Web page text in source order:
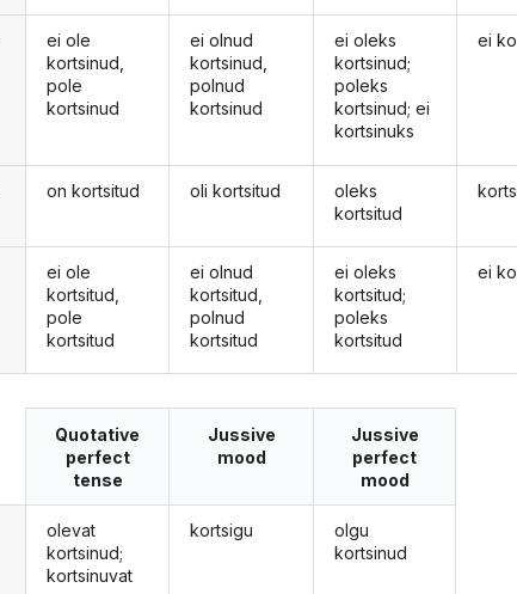
ei ole
kortsinud,
pole
kortsinud
on kortsitud
ei ole
kortsitud,
pole
kortsitud
ei olnud
kortsinud,
polnud
kortsinud
oli kortsitud
ei olnud
kortsitud,
polnud
kortsitud
ei oleks
kortsinud;
poleks
kortsinud; ei
kortsinuks
oleks
kortsitud
ei oleks
kortsitud;
poleks
kortsitud
ei
ei
Quotative
perfect
tense
olevat
kortsinud;
kortsinuvat
Jussive
mood
kortsigu
Jussive
perfect
mood
olgu
kortsinud